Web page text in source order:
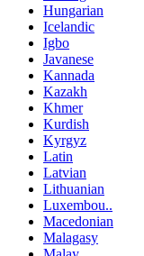
Hungarian
Icelandic
Igbo
Javanese
Kannada
Kazakh
Khmer
Kurdish
Kyrgyz
Latin
Latvian
Lithuanian
Luxembou..
Macedonian
Malagasy